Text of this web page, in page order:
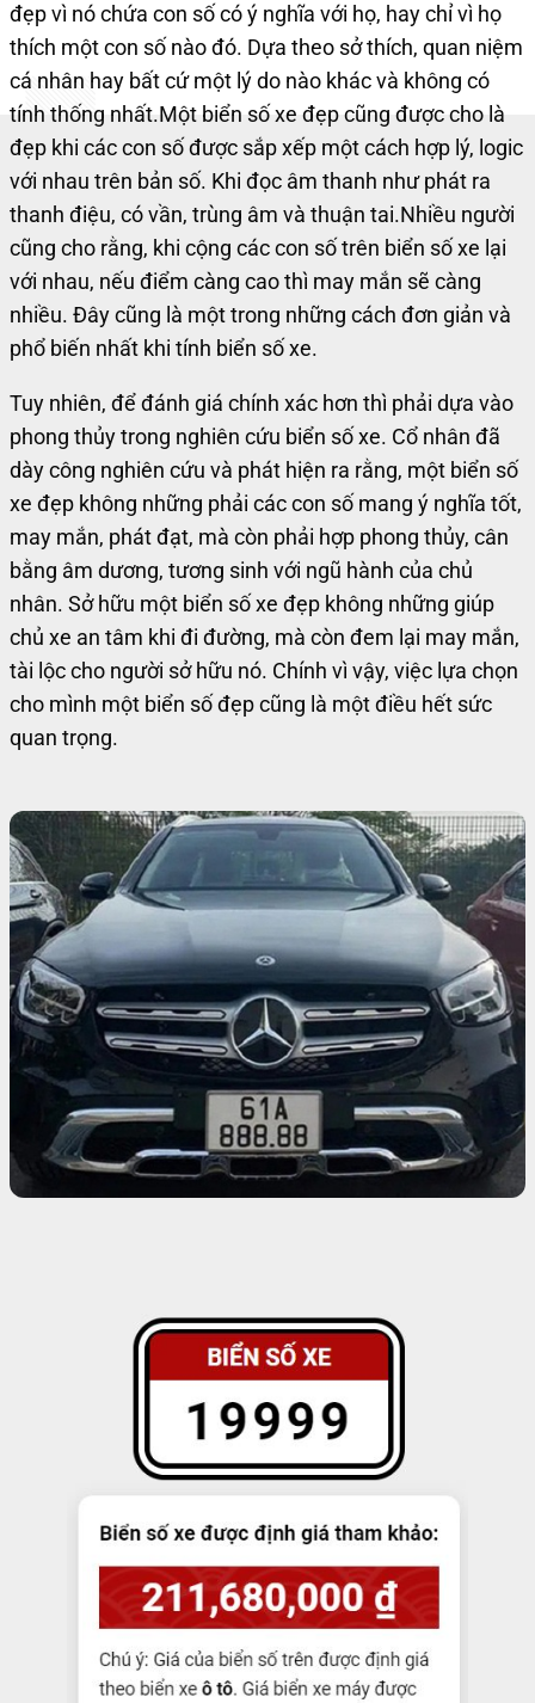
đẹp vì nó chứa con số có ý nghĩa với họ, hay chỉ vì họ
thích một con số nào đó. Dựa theo sở thích, quan niệm
cá nhân hay bất cứ một lý do nào khác và không có
tính thống nhất.Một biển số xe đẹp cũng được cho là
đẹp khi các con số được sắp xếp một cách hợp lý, logic
với nhau trên bản số. Khi đọc âm thanh như phát ra
thanh điệu, có vần, trùng âm và thuận tai.Nhiều người
cũng cho rằng, khi cộng các con số trên biển số xe lại
với nhau, nếu điểm càng cao thì may mắn sẽ càng
nhiều. Đây cũng là một trong những cách đơn giản và
phổ biến nhất khi tính biển số xe.
Tuy nhiên, để đánh giá chính xác hơn thì phải dựa vào
phong thủy trong nghiên cứu biển số xe. Cổ nhân đã
dày công nghiên cứu và phát hiện ra rằng, một biển số
xe đẹp không những phải các con số mang ý nghĩa tốt,
may mắn, phát đạt, mà còn phải hợp phong thủy, cân
bằng âm dương, tương sinh với ngũ hành của chủ
nhân. Sở hữu một biển số xe đẹp không những giúp
chủ xe an tâm khi đi đường, mà còn đem lại may mắn,
tài lộc cho người sở hữu nó. Chính vì vậy, việc lựa chọn
cho mình một biển số đẹp cũng là một điều hết sức
quan trọng.